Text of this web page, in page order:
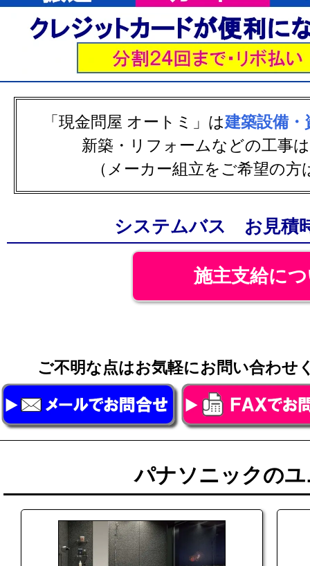
「現金問屋 オートミ」は建築設備・
新築・リフォームなどの工事
（メーカー組立をご希望の
システムバス お見積
施主支給に
ご不明な点はお気軽にお問い合わ
パナソニックの